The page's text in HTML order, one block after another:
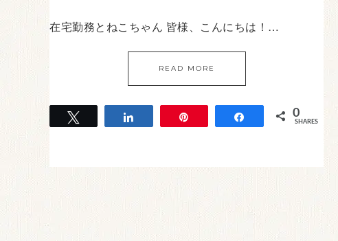
在宅勤務とねこちゃん 皆様、こんにちは！…
READ MORE
Share 0
SHARES